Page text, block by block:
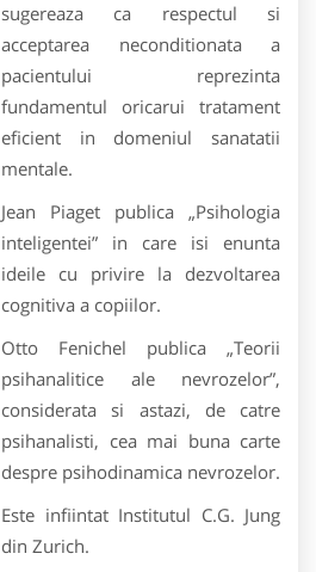
sugereaza ca respectul si
acceptarea neconditionata a
pacientului reprezinta
fundamentul oricarui tratament
eficient in domeniul sanatatii
mentale.
Jean Piaget publica „Psihologia
inteligentei” in care isi enunta
ideile cu privire la dezvoltarea
cognitiva a copiilor.
Otto Fenichel publica „Teorii
psihanalitice ale nevrozelor”,
considerata si astazi, de catre
psihanalisti, cea mai buna carte
despre psihodinamica nevrozelor.
Este infiintat Institutul C.G. Jung
din Zurich.